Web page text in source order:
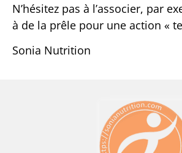
N’hésitez pas à l’associer, par
à de la prêle pour une action «
Sonia Nutrition